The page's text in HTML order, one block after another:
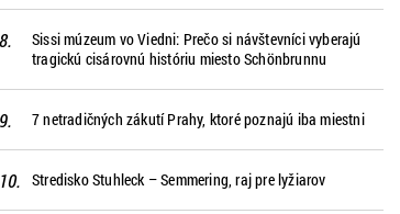
Sissi múzeum vo Viedni: Prečo si návštevníci vyberajú
tragickú cisárovnú históriu miesto Schönbrunnu
7 netradičných zákutí Prahy, ktoré poznajú iba miestni
Stredisko Stuhleck – Semmering, raj pre lyžiarov